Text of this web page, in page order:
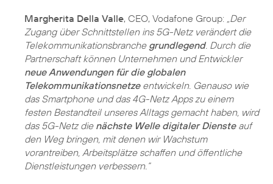
Margherita Della Valle, CEO, Vodafone Group: „Der
Zugang über Schnittstellen ins 5G-Netz verändert die
Telekommunikationsbranche grundlegend. Durch die
Partnerschaft können Unternehmen und Entwickler
neue Anwendungen für die globalen
Telekommunikationsnetzeentwickeln. Genauso wie
das Smartphone und das 4G-Netz Apps zu einem
festen Bestandteil unseres Alltags gemacht haben, wird
das 5G-Netz die nächste Welle digitaler Diensteauf
den Weg bringen, mit denen wir Wachstum
vorantreiben, Arbeitsplätze schaffen und öffentliche
Dienstleistungen verbessern.“